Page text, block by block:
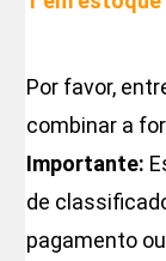
Por favor,
combinar a
Importante:
de
pagamento